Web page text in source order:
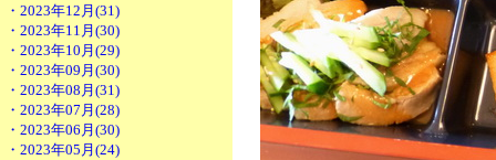
・2023年12月(31)
・2023年11月(30)
・2023年10月(29)
・2023年09月(30)
・2023年08月(31)
・2023年07月(28)
・2023年06月(30)
・2023年05月(24)